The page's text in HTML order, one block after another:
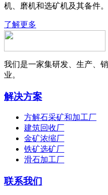
机、磨机和选矿机及其备件。
了解更多
我们是一家集研发、生产、
业。
解决方案
方解石采矿和加工厂
建筑回收厂
金矿浓缩厂
铁矿选矿厂
滑石加工厂
联系我们